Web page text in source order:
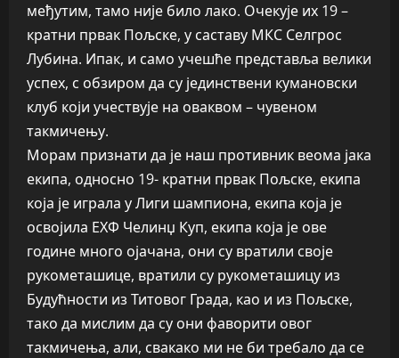
међутим, тамо није било лако. Очекује их 19 –
кратни првак Пољске, у саставу МКС Селгрос
Лубина. Ипак, и само учешће представља велики
успех, с обзиром да су јединствени кумановски
клуб који учествује на оваквом – чувеном
такмичењу.
Морам признати да је наш противник веома јака
екипа, односно 19- кратни првак Пољске, екипа
која је играла у Лиги шампиона, екипа која је
освојила ЕХФ Челинџ Куп, екипа која је ове
године много ојачана, они су вратили своје
рукометашице, вратили су рукометашицу из
Будућности из Титовог Града, као и из Пољске,
тако да мислим да су они фаворити овог
такмичења, али, свакако ми не би требало да се